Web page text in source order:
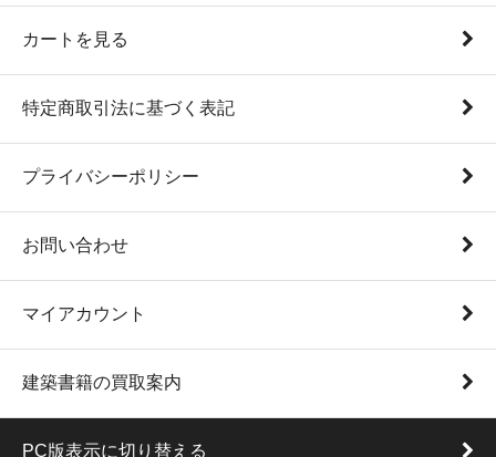
カートを見る
特定商取引法に基づく表記
プライバシーポリシー
お問い合わせ
マイアカウント
建築書籍の買取案内
PC版表示に切り替える